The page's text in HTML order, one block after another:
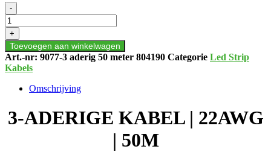
3-
ADERIGE
KABEL
|
22AWG
|
50M
-
+
Toevoegen aan winkelwagen
Art.-nr: 9077-3 aderig 50 meter 804190 Categorie Led Strip
Kabels
Omschrijving
3-ADERIGE KABEL | 22AWG
| 50M